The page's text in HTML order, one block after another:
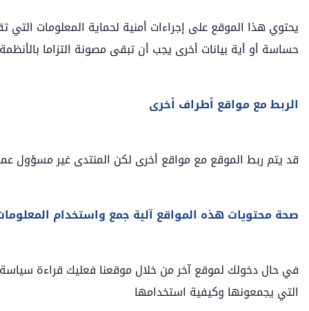
يحتوي هذا الموقع على إجراءات أمنية لحماية المعلومات التي
حساسة أو أية بيانات أخرى يجب أن تبقى مصونة التزاما بالأنظمة
الربط مع مواقع أطراف أخرى
قد يتم ربط الموقع مع مواقع أخرى لكن المنتدى غير مسؤول
صحة محتويات هذه المواقع آلية جمع واستخدام
في حال دخولك لموقع آخر من خلال موقعنا فعليك قراءة
التي يجمعونها وكيفية استخدامها